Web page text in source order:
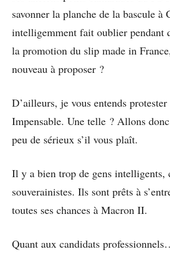
savonner la planche de la bascule à
intelligemment fait oublier pendant
la promotion du slip made in
nouveau à proposer ?
D’ailleurs, je vous entends
Impensable. Une telle ? Allons
peu de sérieux s’il vous plaît.
Il y a bien trop de gens intelligents,
souverainistes. Ils sont prêts à
toutes ses chances à Macron II.
Quant aux candidats